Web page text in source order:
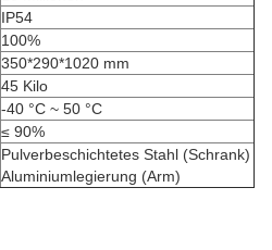
IP54
100%
350*290*1020 mm
45 Kilo
-40 °C ~ 50 °C
≤ 90%
Pulverbeschichtetes Stahl (Schrank)
Aluminiumlegierung (Arm)